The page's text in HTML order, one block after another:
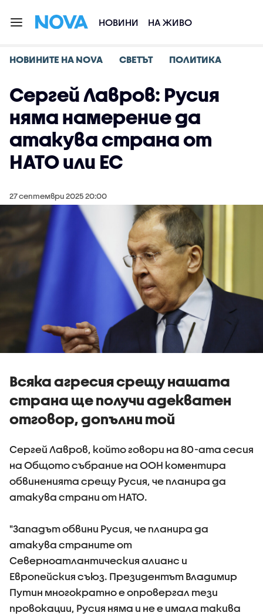
НОВИНИ НА ЖИВО
НОВИНИТЕ НА NOVA СВЕТЪТ ПОЛИТИКА
Сергей Лавров: Русия
няма намерение да
атакува страна от
НАТО или ЕС
27 септември 2025 20:00
Всяка агресия срещу нашата
страна ще получи адекватен
отговор, допълни той
Сергей Лавров, който говори на 80-ата сесия
на Общото събрание на ООН коментира
обвиненията срещу Русия, че планира да
атакува страни от НАТО.
"Западът обвини Русия, че планира да
атакува страните от
Северноатлантическия алианс и
Европейския съюз. Президентът Владимир
Путин многократно е опровергал тези
провокации, Русия няма и не е имала такива